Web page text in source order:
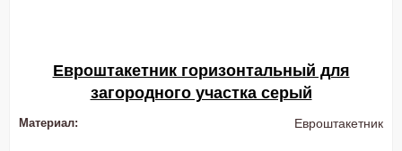
Евроштакетник горизонтальный для
загородного участка серый
Материал: Евроштакетник